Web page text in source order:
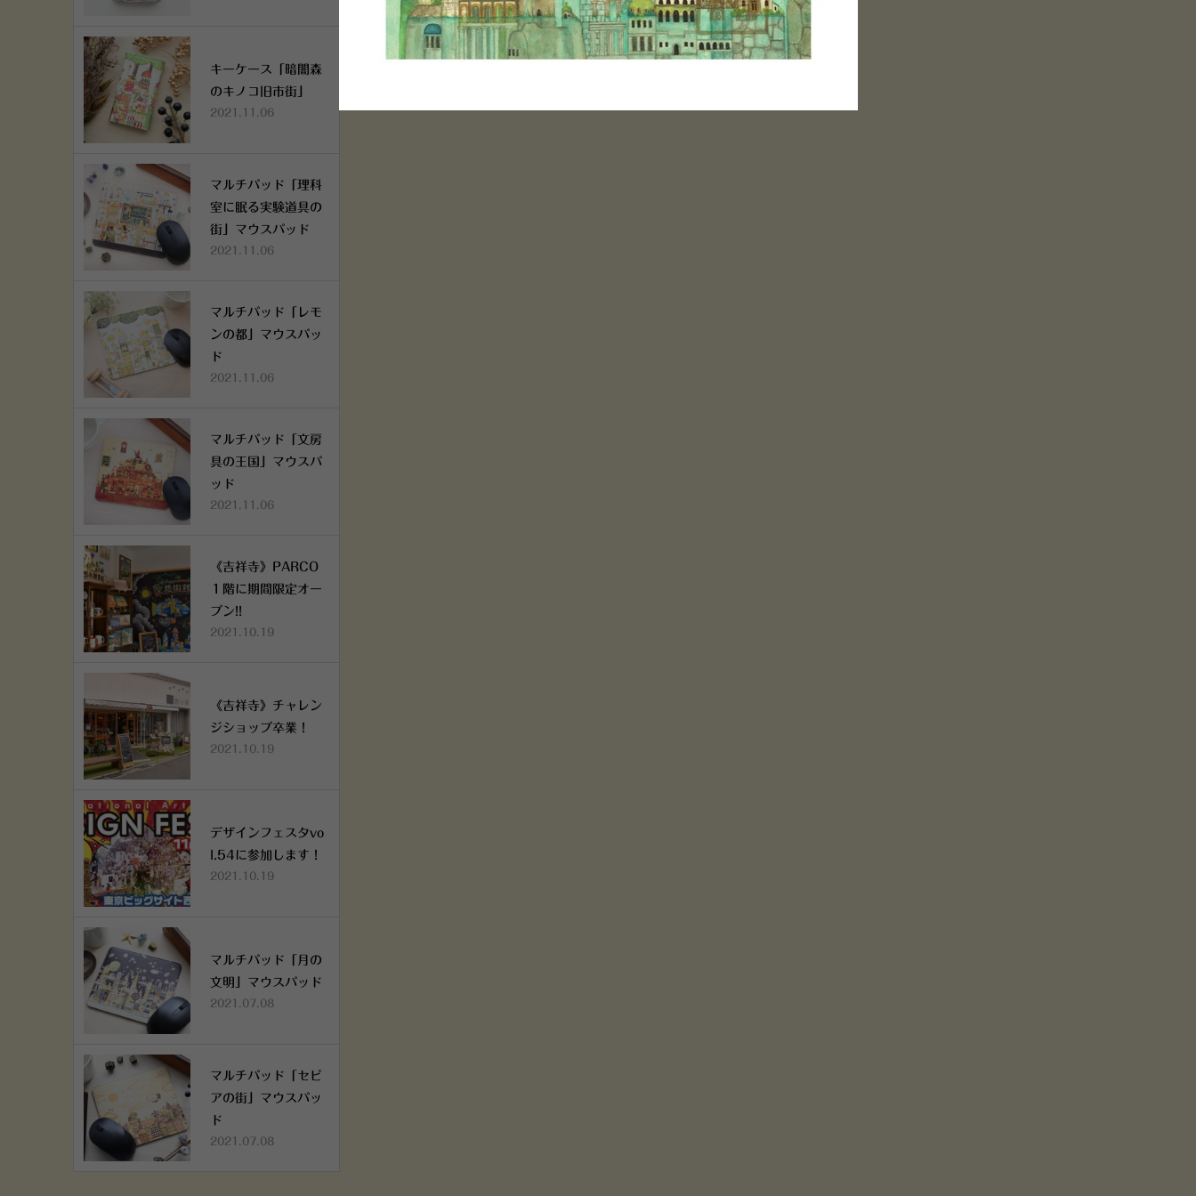
キーケース「暗闇森
のキノコ旧市街」
2021.11.06
マルチパッド「理科
室に眠る実験道具の
街」マウスパッド
2021.11.06
マルチパッド「レモ
ンの都」マウスパッ
ド
2021.11.06
マルチパッド「文房
具の王国」マウスパ
ッド
2021.11.06
《吉祥寺》PARCO
１階に期間限定オー
プン!!
2021.10.19
《吉祥寺》チャレン
ジショップ卒業！
2021.10.19
デザインフェスタvo
l.54に参加します！
2021.10.19
マルチパッド「月の
文明」マウスパッド
2021.07.08
マルチパッド「セピ
アの街」マウスパッ
ド
2021.07.08